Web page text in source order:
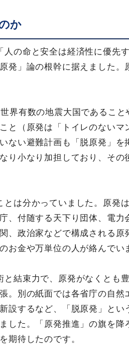
か
の命と安全は経済性に優先
発」論の根幹に据えました。
界有数の地震大国であるこ
と（原発は「トイレのないマ
ない避難計画も「脱原発」を
り小なり加担しており、その
とは分かっていました。原発
、付随する天下り団体、電力
、政治家などで構成される原
お金や万単位の人が絡んでい
結束力で、原発がなくとも
。別の紙面では各省庁の自然
設するなど、「脱原発」とい
した。「原発推進」の旗を降
期待したのです。